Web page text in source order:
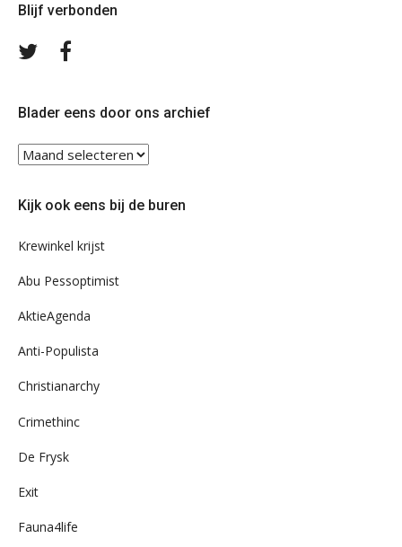
Blijf verbonden
Volg
Blader eens door ons archief
Blader
eens
ons
Kijk ook eens bij de buren
Krewinkel krijst
Abu Pessoptimist
AktieAgenda
Anti-Populista
Christianarchy
Crimethinc
De Frysk
Exit
Fauna4life